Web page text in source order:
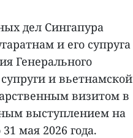
дел Сингапура
и его супруга
Генерального
и вьетнамской
визитом в
выступлением на
мая 2026 года.